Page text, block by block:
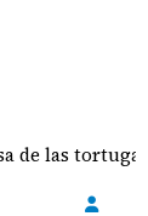
marinas